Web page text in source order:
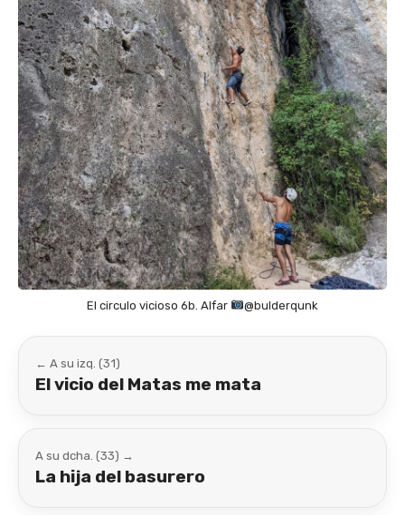
El circulo vicioso 6b. Alfar @bulderqunk
← A su izq. (31)
El vicio del Matas me mata
A su dcha. (33) →
La hija del basurero